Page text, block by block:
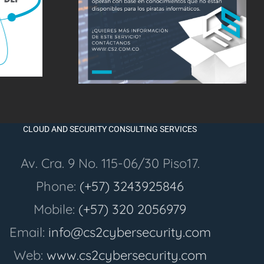
CLOUD AND SECURITY CONSULTING SERVICES
Av. Cra. 9 No. 115-06/30 Piso17.
Phone: (+57) 3243925846
Mobile: (+57) 320 2056979
Email: info@cs2cybersecurity.com
Web: www.cs2cybersecurity.com